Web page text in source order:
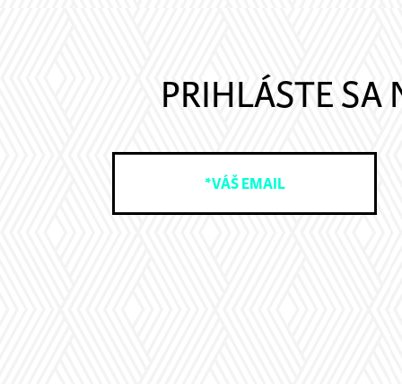
PRIHLÁSTE